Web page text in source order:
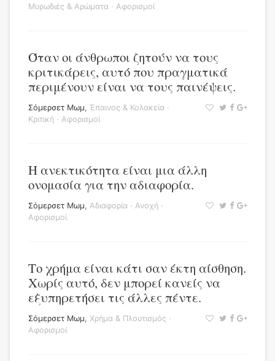
Μυρωδιές & Αρώματα · Αφορισμοί
Όταν οι άνθρωποι ζητούν να τους
κριτικάρεις, αυτό που πραγματικά
περιμένουν είναι να τους παινέψεις.
Σόμερσετ Μωμ, Έπαινος & Κολακεία ·
Κριτική · Αφορισμοί
Η ανεκτικότητα είναι μια άλλη
ονομασία για την αδιαφορία.
Σόμερσετ Μωμ, Αδιαφορία · Ανοχή ·
Αφορισμοί
Το χρήμα είναι κάτι σαν έκτη αίσθηση.
Χωρίς αυτό, δεν μπορεί κανείς να
εξυπηρετήσει τις άλλες πέντε.
Σόμερσετ Μωμ, Χρήμα & Πλουτισμός ·
Αφορισμοί